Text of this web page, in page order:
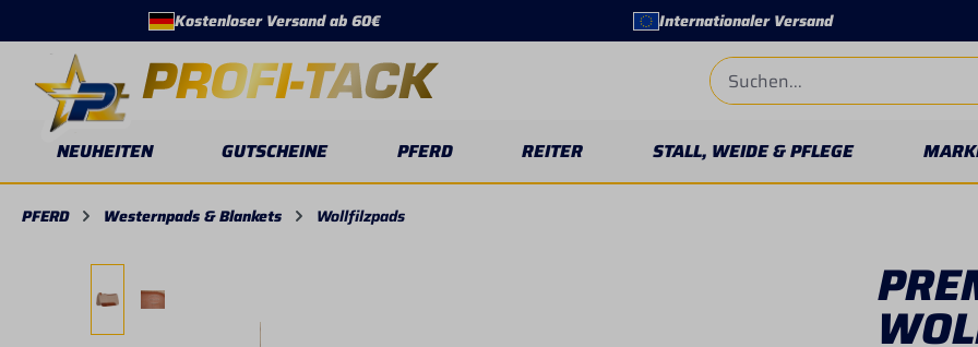
Zur Hauptnavigation springen
Kostenloser Versand ab 60€ Internationaler Versand
NEUHEITEN GUTSCHEINE PFERD REITER STALL, WEIDE & PFLEGE
PFERD Westernpads & Blankets Wollfilzpads